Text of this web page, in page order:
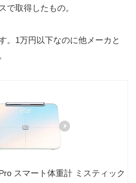
で取得したもの。
。1万円以下なのに他メーカと
スマート体重計 ミスティック